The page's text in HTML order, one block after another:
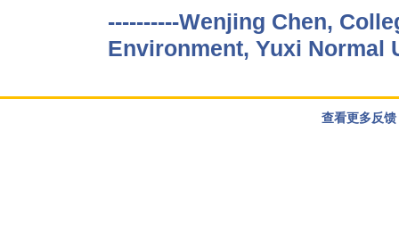
----------Wenjing Chen,
Environment, Yuxi Normal
查看更多反馈